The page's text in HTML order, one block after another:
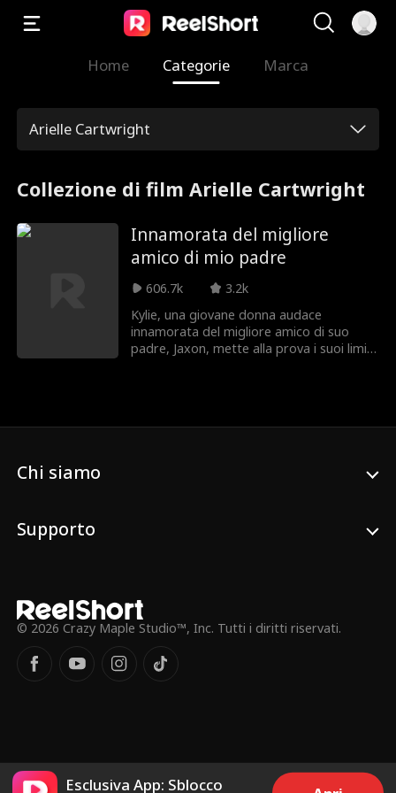
Home Categorie Marca
Arielle Cartwright
Collezione di film Arielle Cartwright
Innamorata del migliore
amico di mio padre
606.7k
3.2k
Kylie, una giovane donna audace
innamorata del migliore amico di suo
padre, Jaxon, mette alla prova i suoi limiti
Chi siamo
Supporto
© 2026 Crazy Maple Studio™, Inc. Tutti i diritti riservati.
Esclusiva App: Sblocco